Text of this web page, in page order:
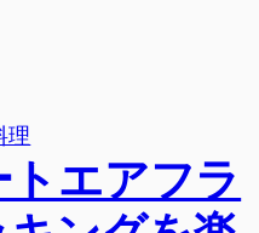
理
エアフラ